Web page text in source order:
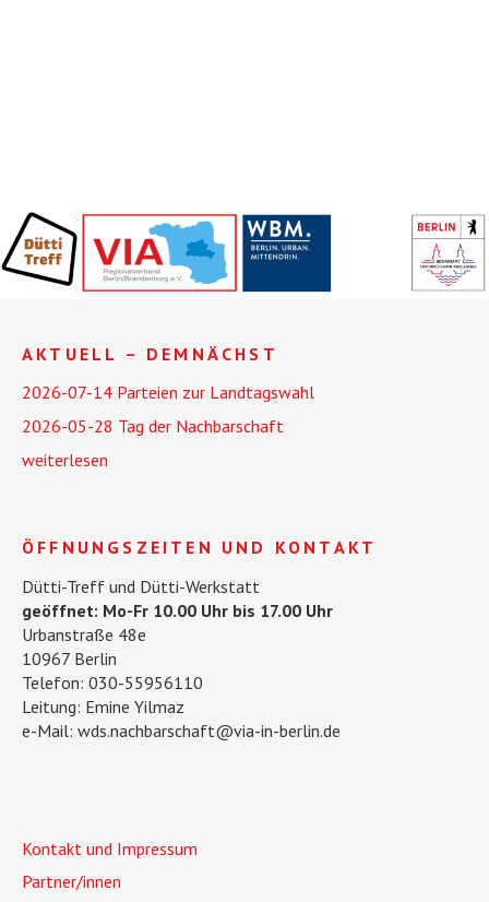
AKTUELL – DEMNÄCHST
2026-07-14 Parteien zur Landtagswahl
2026-05-28 Tag der Nachbarschaft
weiterlesen
ÖFFNUNGSZEITEN UND KONTAKT
Dütti-Treff und Dütti-Werkstatt
geöffnet: Mo-Fr 10.00 Uhr bis 17.00 Uhr
Urbanstraße 48e
10967 Berlin
Telefon: 030-55956110
Leitung: Emine Yilmaz
e-Mail: wds.nachbarschaft@via-in-berlin.de
Kontakt und Impressum
Partner/innen